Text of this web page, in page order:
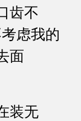
齿不
虑我的
面
装无